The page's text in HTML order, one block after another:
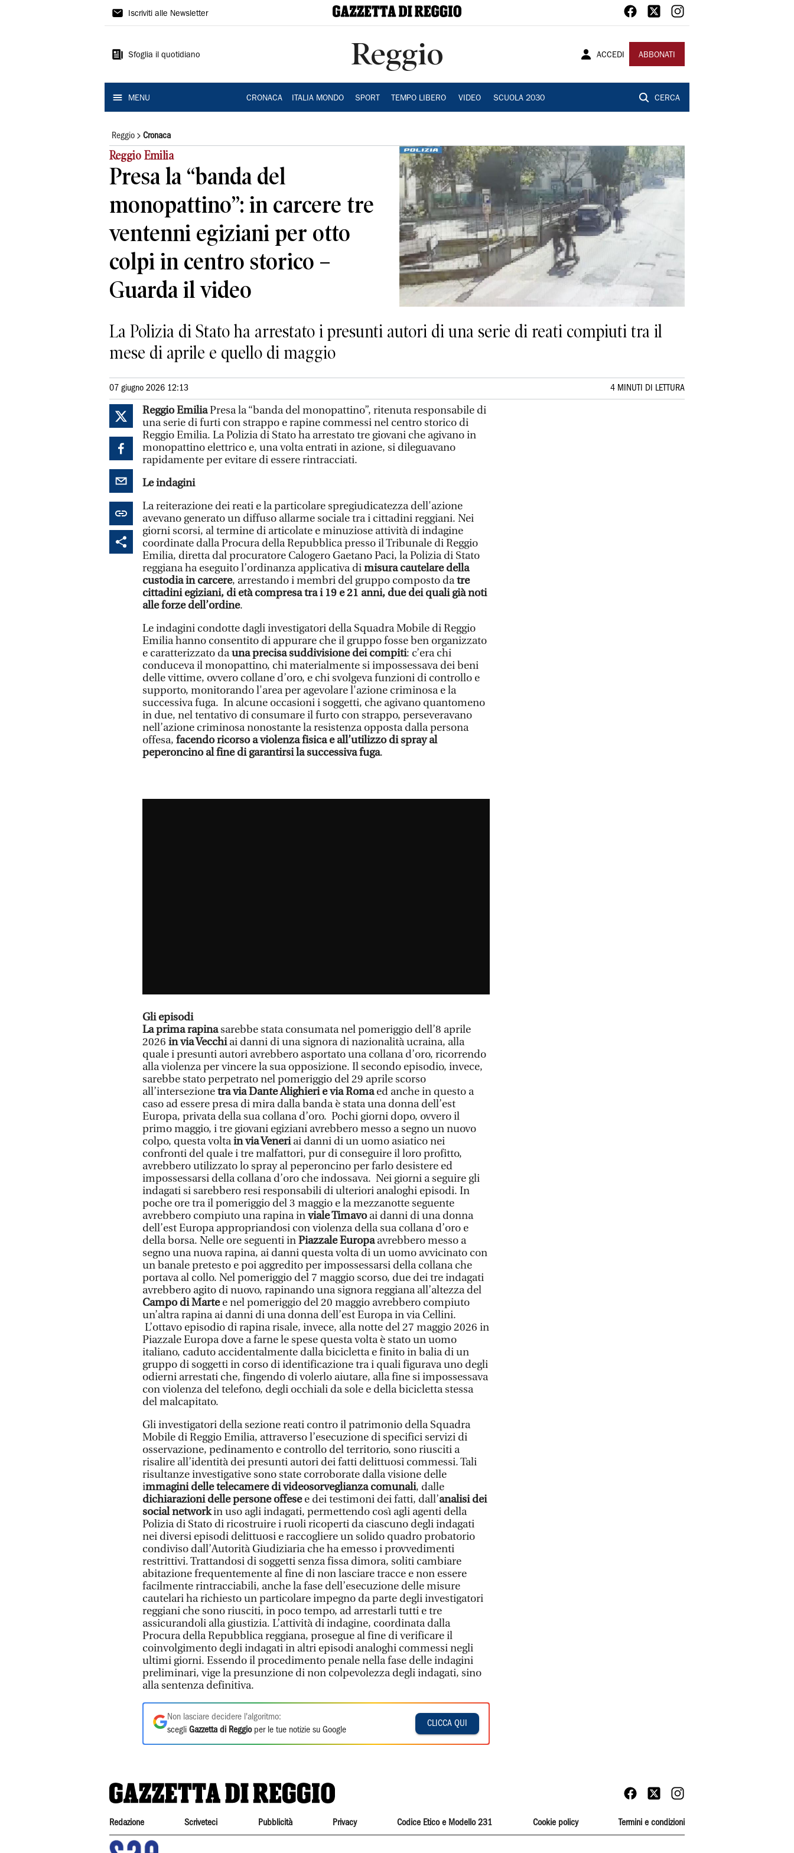
Gazzetta
Reggio
Iscriviti alle Newsletter
Sfoglia il quotidiano Reggio ACCEDI ABBONATI
MENU CRONACA ITALIA MONDO SPORT TEMPO LIBERO VIDEO SCUOLA 2030 CERCA
Reggio Cronaca
Reggio Emilia
Presa la “banda del
monopattino”: in carcere tre
ventenni egiziani per otto
colpi in centro storico –
Guarda il video
La Polizia di Stato ha arrestato i presunti autori di una serie di reati compiuti tra il
mese di aprile e quello di maggio
07 giugno 2026 12:13 4 MINUTI DI LETTURA
Reggio EmiliaPresa la “banda del monopattino”, ritenuta responsabile di
una serie di furti con strappo e rapine commessi nel centro storico di
Reggio Emilia. La Polizia di Stato ha arrestato tre giovani che agivano in
monopattino elettrico e, una volta entrati in azione, si dileguavano
rapidamente per evitare di essere rintracciati.
Le indagini
La reiterazione dei reati e la particolare spregiudicatezza dell'azione
avevano generato un diffuso allarme sociale tra i cittadini reggiani. Nei
giorni scorsi, al termine di articolate e minuziose attività di indagine
coordinate dalla Procura della Repubblica presso il Tribunale di Reggio
Emilia, diretta dal procuratore Calogero Gaetano Paci, la Polizia di Stato
reggiana ha eseguito l’ordinanza applicativa dimisura cautelare della
custodia in carcere, arrestando i membri del gruppo composto datre
cittadini egiziani, di età compresa tra i 19 e 21 anni, due dei quali già noti
alle forze dell’ordine.
Le indagini condotte dagli investigatori della Squadra Mobile di Reggio
Emilia hanno consentito di appurare che il gruppo fosse ben organizzato
e caratterizzato dauna precisa suddivisione dei compiti: c’era chi
conduceva il monopattino, chi materialmente si impossessava dei beni
delle vittime, ovvero collane d’oro, e chi svolgeva funzioni di controllo e
supporto, monitorando l'area per agevolare l'azione criminosa e la
successiva fuga. In alcune occasioni i soggetti, che agivano quantomeno
in due, nel tentativo di consumare il furto con strappo, perseveravano
nell’azione criminosa nonostante la resistenza opposta dalla persona
offesa, facendo ricorso a violenza fisica e all’utilizzo di spray al
peperoncino al fine di garantirsi la successiva fuga.
Gli episodi
La prima rapinasarebbe stata consumata nel pomeriggio dell’8 aprile
2026 in via Vecchiai danni di una signora di nazionalità ucraina, alla
quale i presunti autori avrebbero asportato una collana d’oro, ricorrendo
alla violenza per vincere la sua opposizione. Il secondo episodio, invece,
sarebbe stato perpetrato nel pomeriggio del 29 aprile scorso
all’intersezionetra via Dante Alighieri e via Romaed anche in questo a
caso ad essere presa di mira dalla banda è stata una donna dell’est
Europa, privata della sua collana d’oro. Pochi giorni dopo, ovvero il
primo maggio, i tre giovani egiziani avrebbero messo a segno un nuovo
colpo, questa voltain via Veneriai danni di un uomo asiatico nei
confronti del quale i tre malfattori, pur di conseguire il loro profitto,
avrebbero utilizzato lo spray al peperoncino per farlo desistere ed
impossessarsi della collana d’oro che indossava. Nei giorni a seguire gli
indagati si sarebbero resi responsabili di ulteriori analoghi episodi. In
poche ore tra il pomeriggio del 3 maggio e la mezzanotte seguente
avrebbero compiuto una rapina inviale Timavoai danni di una donna
dell’est Europa appropriandosi con violenza della sua collana d’oro e
della borsa. Nelle ore seguenti inPiazzale Europaavrebbero messo a
segno una nuova rapina, ai danni questa volta di un uomo avvicinato con
un banale pretesto e poi aggredito per impossessarsi della collana che
portava al collo. Nel pomeriggio del 7 maggio scorso, due dei tre indagati
avrebbero agito di nuovo, rapinando una signora reggiana all’altezza del
Campo di Martee nel pomeriggio del 20 maggio avrebbero compiuto
un’altra rapina ai danni di una donna dell’est Europa in via Cellini.
L’ottavo episodio di rapina risale, invece, alla notte del 27 maggio 2026 in
Piazzale Europa dove a farne le spese questa volta è stato un uomo
italiano, caduto accidentalmente dalla bicicletta e finito in balia di un
gruppo di soggetti in corso di identificazione tra i quali figurava uno degli
odierni arrestati che, fingendo di volerlo aiutare, alla fine si impossessava
con violenza del telefono, degli occhiali da sole e della bicicletta stessa
del malcapitato.
Gli investigatori della sezione reati contro il patrimonio della Squadra
Mobile di Reggio Emilia, attraverso l’esecuzione di specifici servizi di
osservazione, pedinamento e controllo del territorio, sono riusciti a
risalire all’identità dei presunti autori dei fatti delittuosi commessi. Tali
risultanze investigative sono state corroborate dalla visione delle
immagini delle telecamere di videosorveglianza comunali, dalle
dichiarazioni delle persone offesee dei testimoni dei fatti, dall’analisi dei
social networkin uso agli indagati, permettendo così agli agenti della
Polizia di Stato di ricostruire i ruoli ricoperti da ciascuno degli indagati
nei diversi episodi delittuosi e raccogliere un solido quadro probatorio
condiviso dall’Autorità Giudiziaria che ha emesso i provvedimenti
restrittivi. Trattandosi di soggetti senza fissa dimora, soliti cambiare
abitazione frequentemente al fine di non lasciare tracce e non essere
facilmente rintracciabili, anche la fase dell’esecuzione delle misure
cautelari ha richiesto un particolare impegno da parte degli investigatori
reggiani che sono riusciti, in poco tempo, ad arrestarli tutti e tre
assicurandoli alla giustizia. L’attività di indagine, coordinata dalla
Procura della Repubblica reggiana, prosegue al fine di verificare il
coinvolgimento degli indagati in altri episodi analoghi commessi negli
ultimi giorni. Essendo il procedimento penale nella fase delle indagini
preliminari, vige la presunzione di non colpevolezza degli indagati, sino
alla sentenza definitiva.
Non lasciare decidere l'algoritmo:
scegli Gazzetta di Reggioper le tue notizie su Google
CLICCA QUI
Redazione Scriveteci Pubblicità Privacy Codice Etico e Modello 231 Cookie policy Termini e condizioni